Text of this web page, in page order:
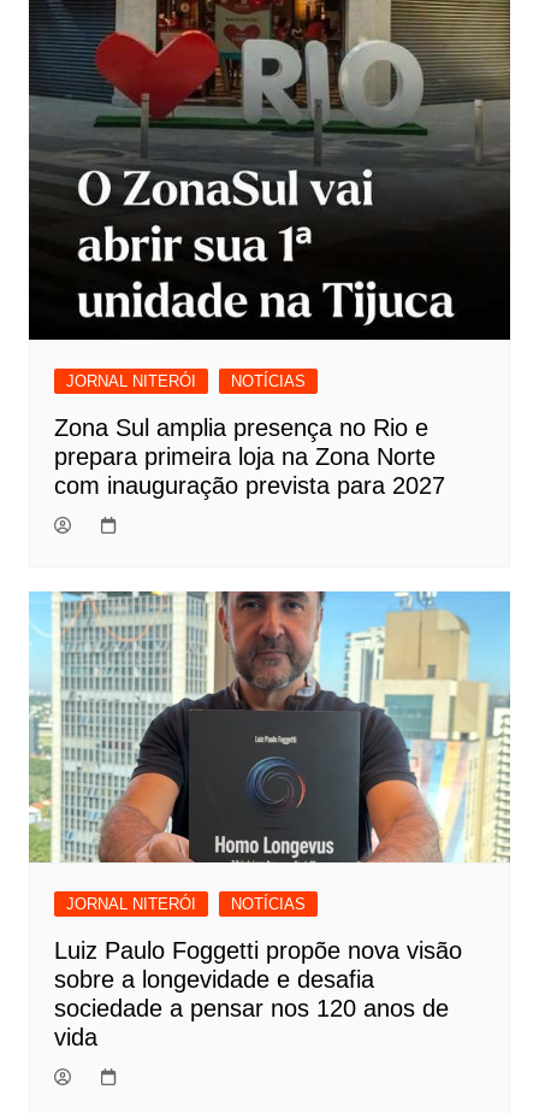
JORNAL NITERÓI NOTÍCIAS
Zona Sul amplia presença no Rio e
prepara primeira loja na Zona Norte
com inauguração prevista para 2027
JORNAL NITERÓI NOTÍCIAS
Luiz Paulo Foggetti propõe nova visão
sobre a longevidade e desafia
sociedade a pensar nos 120 anos de
vida